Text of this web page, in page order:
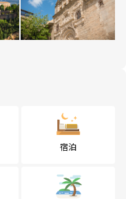
宿泊